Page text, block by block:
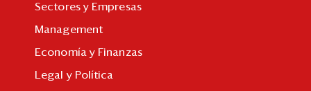
Sectores y Empresas
Management
Economía y Finanzas
Legal y Política